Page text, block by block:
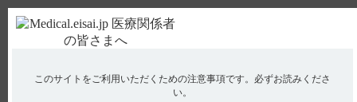
使用期限検索 Drug Information
このサイトをご利用いただくための注意事項です。 必ずお読みくださ
い。